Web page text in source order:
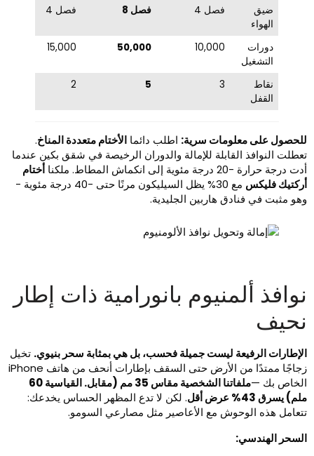
ضيق
الهواء
فصل 4 فصل 8 فصل 4
دورات
التشغيل
10,000
50,000
15,000
نقاط
القفل
على معلومات سرية:اطلب دائماالأختام متعددة المناخ.
النوافذ القابلة للإمالة والدوران الرخيصة في شقق بكين عندما
حرارة -20 درجة مئوية إلى انكماش المطاط. ملكنا
أختام
فليكس
مع 30% يظل السيليكون مرنًا حتى -40 درجة مئوية -
مثبت في فنادق هاربين الجليدية.
ألمنيوم بانورامية ذات إطار
الرفيعة ليست جميلة فحسب، بل هي بمثابة سحر بنيوي.تخيل
زجاجًا ممتدًا من الأرض حتى السقف بإطارات أنحف من هاتف iPhone
بك —
ملفاتنا الشخصية مقاس 35 مم (مقابل. القياسية 60
يسرق 43% عرض أقل
. لكن لا تدع المظهر الحساس يخدعك:
هذه الوحوش مع الأعاصير مثل مصارعي السومو.
الهندسي: